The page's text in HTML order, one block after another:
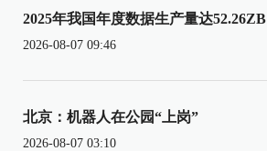
2025年我国年度数据生产量达52.26ZB
2026-08-07 09:46
北京：机器人在公园“上岗”
2026-08-07 03:10